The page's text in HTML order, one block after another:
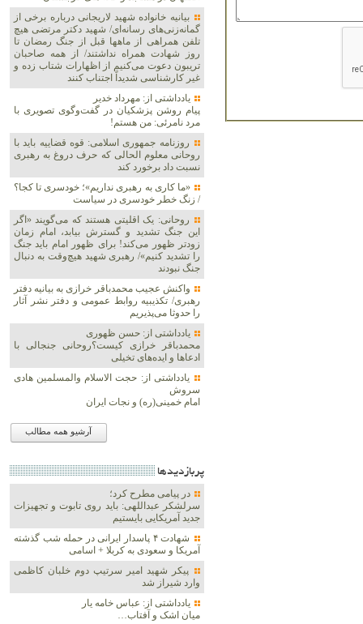
بیانیه خانواده شهید لاریجانی درباره برخی از
گمانه‌زنی‌های رسانه‌ای/ شهید دکتر مرتضی هیچ
تلفن همراهی از ماهها قبل از جنگ رمضان تا
روز شهادت همراه نداشتند/ از همه صاحبان
تریبون دعوت می‌کنیم از اظهارات شتاب زده و
غیر کارشناسی شدیداً اجتناب کنند
یادداشتی از: مهرداد خدیر
پیام روشن پزشکیان در گفت‌و‌گوی تصویری با
مرد نامرئی: من هستم!
روزنامه جمهوری اسلامی: قوه قضاییه باید با
روحانی معلوم الحالی که حرف دروغ به رهبری
نسبت داد برخورد کند
«ما کاری به رهبری نداریم»؛ خودسری تا کجا؟
/ زنگ خطر خودسری در سیاست
روحانی: یک اقلیتی هستند که می‌گویند «اگر
این جنگ تشدید و گسترش بیابد، امام زمان
زودتر ظهور می‌کند! برای ظهور امام باید جنگ
را تشدید کنیم»/ رهبری شهید هیچ‌وقت به دنبال
جنگ نبودند
واکنش عجیب محمدباقر خرازی به بیانیه دفتر
رهبری/ تکذیبیه روابط عمومی و دفتر نشر آثار
را حدوثا می‌پذیریم
یادداشتی از: حسن ظهوری
محمدباقر خرازی کیست؟روحانی جنجالی با
ادعاها و ایده‌های تخیلی
یادداشتی از: حجت الاسلام والمسلمین هادی
سروش
امام خمینی(ره) و نجات ایران
آرشیو همه مطالب
پربازديدها
در پیامی مطرح کرد؛
سرلشکر عبداللهی: باید روی تابوت و تجهیزات
جدید آمریکایی بایستیم
شهادت ۴ پاسدار ایرانی در حمله شب گذشته
آمریکا و سعودی به کربلا + اسامی
پیکر شهید امیر سرتیپ دوم خلبان کاظمی
وارد شیراز شد
یادداشتی از: عباس خامه یار
میان اشک و آفتاب…